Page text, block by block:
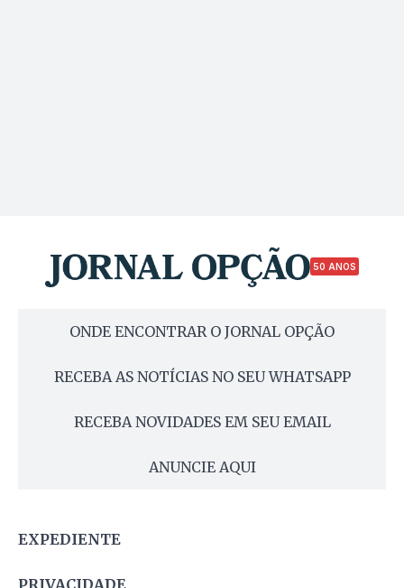
50 ANOS
ONDE ENCONTRAR O JORNAL OPÇÃO
RECEBA AS NOTÍCIAS NO SEU WHATSAPP
RECEBA NOVIDADES EM SEU EMAIL
ANUNCIE AQUI
EXPEDIENTE